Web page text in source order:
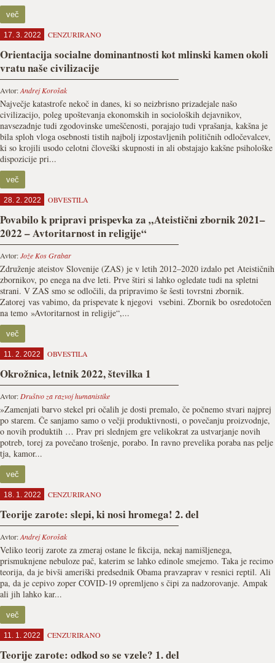
več
17. 3. 2022 CENZURIRANO
Orientacija socialne dominantnosti kot mlinski kamen okoli
vratu naše civilizacije
Avtor:Andrej Korošak
Največje katastrofe nekoč in danes, ki so neizbrisno prizadejale našo
civilizacijo, poleg upoštevanja ekonomskih in socioloških dejavnikov,
navsezadnje tudi zgodovinske umeščenosti, porajajo tudi vprašanja, kakšna je
bila sploh vloga osebnosti tistih najbolj izpostavljenih političnih odločevalcev,
ki so krojili usodo celotni človeški skupnosti in ali obstajajo kakšne psihološke
dispozicije pri...
več
28. 2. 2022 OBVESTILA
Povabilo k pripravi prispevka za „Ateistični zbornik 2021–
2022 – Avtoritarnost in religije“
Avtor:Jože Kos Grabar
Združenje ateistov Slovenije (ZAS) je v letih 2012–2020 izdalo pet Ateističnih
zbornikov, po enega na dve leti. Prve štiri si lahko ogledate tudi na spletni
strani. V ZAS smo se odločili, da pripravimo še šesti tovrstni zbornik.
Zatorej vas vabimo, da prispevate k njegovi vsebini. Zbornik bo osredotočen
na temo »Avtoritarnost in religije“,...
več
11. 2. 2022 OBVESTILA
Okrožnica, letnik 2022, številka 1
Avtor: Društvo za razvoj humanistike
»Zamenjati barvo stekel pri očalih je dosti premalo, če počnemo stvari najprej
po starem. Če sanjamo samo o večji produktivnosti, o povečanju proizvodnje,
o novih produktih … Prav pri slednjem gre velikokrat za ustvar­janje novih
potreb, torej za povečano trošenje, porabo. In ravno prevelika poraba nas pelje
tja, kamor...
več
18. 1. 2022 CENZURIRANO
Teorije zarote: slepi, ki nosi hromega! 2. del
Avtor:Andrej Korošak
Veliko teorij zarote za zmeraj ostane le fikcija, nekaj namišljenega,
prismuknjene nebuloze pač, katerim se lahko edinole smejemo. Taka je recimo
teorija, da je bivši ameriški predsednik Obama pravzaprav v resnici reptil. Ali
pa, da je cepivo zoper COVID-19 opremljeno s čipi za nadzorovanje. Ampak
ali jih lahko kar...
več
11. 1. 2022 CENZURIRANO
Teorije zarote: odkod so se vzele? 1. del